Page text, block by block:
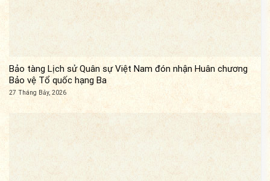
Bảo tàng Lịch sử Quân sự Việt Nam đón nhận Huân chương
Bảo vệ Tổ quốc hạng Ba
27 Tháng Bảy, 2026